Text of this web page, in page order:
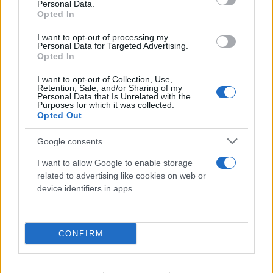
Personal Data.
Opted In
I want to opt-out of processing my
Personal Data for Targeted Advertising.
Opted In
I want to opt-out of Collection, Use,
Retention, Sale, and/or Sharing of my
Personal Data that Is Unrelated with the
Purposes for which it was collected.
Opted Out
Google consents
I want to allow Google to enable storage
related to advertising like cookies on web or
device identifiers in apps.
CONFIRM
Μυστράς: Στον ανακριτή σήμερα ο 55χρονος
που έκρυβε τον πατέρα του στον